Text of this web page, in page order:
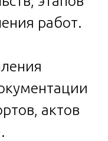
работ.
актов